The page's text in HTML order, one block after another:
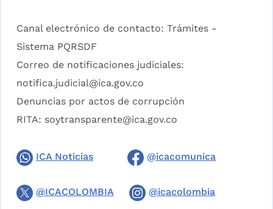
Canal electrónico de contacto: Trámites -
Sistema PQRSDF
Correo de notificaciones judiciales:
notifica.judicial@ica.gov.co
Denuncias por actos de corrupción
RITA: soytransparente@ica.gov.co
ICA Noticias @icacomunica
@ICACOLOMBIA @icacolombia